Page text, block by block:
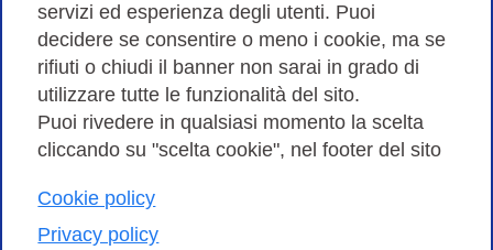
servizi ed esperienza degli utenti. Puoi
decidere se consentire o meno i cookie, ma se
rifiuti o chiudi il banner non sarai in grado di
utilizzare tutte le funzionalità del sito.
Puoi rivedere in qualsiasi momento la scelta
cliccando su "scelta cookie", nel footer del sito
Cookie policy
Privacy policy
Bandi di Gara
Consortium GARR - Via dei Tizii, 6 - 00185 Roma | Tel.
| CF 97284570583 – PI 07577141000 | Codice
Destinatario 7EU9KEU |